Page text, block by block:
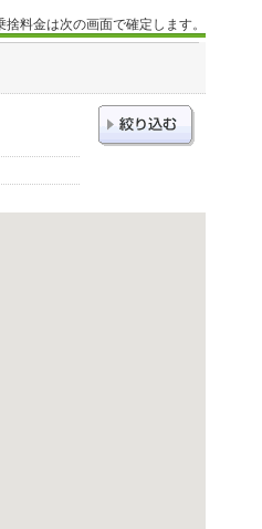
料金は次の画面で確定します。